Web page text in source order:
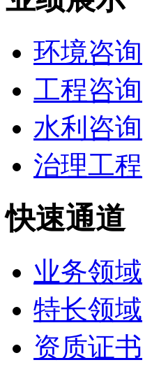
环境咨询
工程咨询
水利咨询
治理工程
快速通道
业务领域
特长领域
资质证书